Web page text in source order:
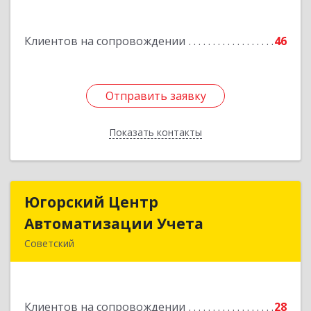
Клиентов на сопровождении 46
Отправить заявку
Показать контакты
Отправить заявку
Назад
Югорский Центр
Автоматизации Учета
Советский
Клиентов на сопровождении
28
Югорский Центр
Автоматизации Учета